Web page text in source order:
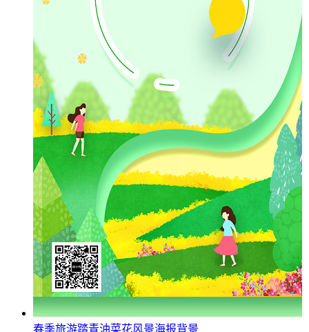
春季旅游踏青油菜花风景海报背景